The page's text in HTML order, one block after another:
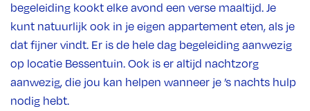
begeleiding kookt elke avond een verse maaltijd. Je
kunt natuurlijk ook in je eigen appartement eten, als je
dat fijner vindt. Er is de hele dag begeleiding aanwezig
op locatie Bessentuin. Ook is er altijd nachtzorg
aanwezig, die jou kan helpen wanneer je ’s nachts hulp
nodig hebt.